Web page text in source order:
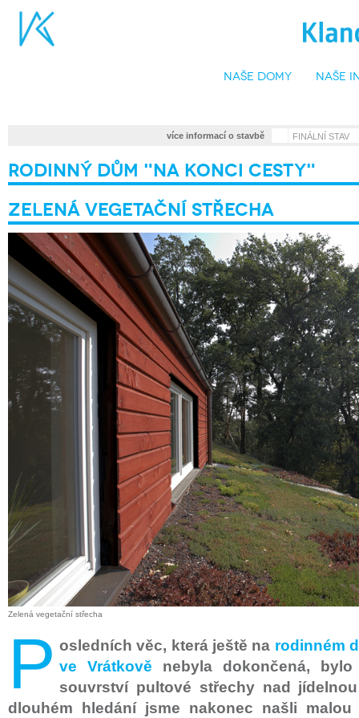
naše domy naše
více informací o stavbě FINÁLNÍ STAV
Rodinný dům "Na konci cesty"
Zelená vegetační střecha
Zelená vegetační střecha
P osledních věc, která ještě na rodinném
ve Vrátkově nebyla dokončená,
souvrství pultové střechy nad
dlouhém hledání jsme nakonec našli malou